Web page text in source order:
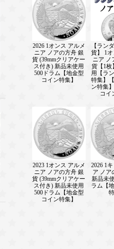
2026 1オンス アルメ
ニア ノアの方舟 銀
貨 (39mmクリアケー
ス付き) 新品未使用
500ドラム【地金型
コイン特集】
【ラン
貨】 1
ニア ノ
貨【1枚
用【ラ
特集】
ン特集
コイ
2023 1オンス アルメ
ニア ノアの方舟 銀
貨 (39mmクリアケー
ス付き) 新品未使用
500ドラム【地金型
コイン特集】
2026 1
ア ノア
新品未
ラム【